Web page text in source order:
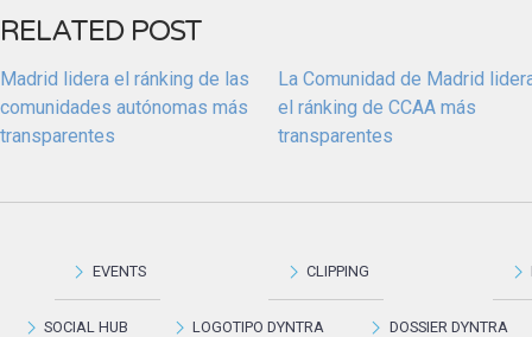
EVENTS CLIPPING
SOCIAL HUB LOGOTIPO DYNTRA DOSSIER DYNTRA
RELATED POST
Madrid lidera el ránking de las
comunidades autónomas más
transparentes
La Comunidad de Madrid
el ránking de CCAA más
transparentes